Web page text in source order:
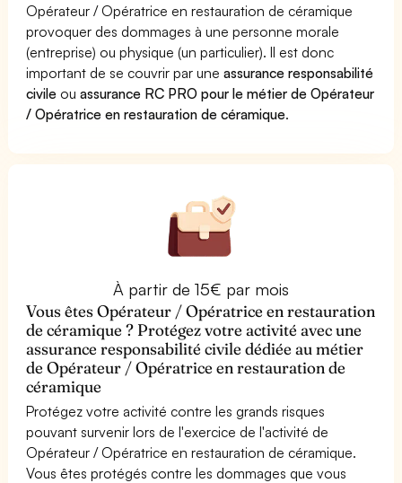
Opérateur / Opératrice en restauration de céramique
provoquer des dommages à une personne morale
(entreprise) ou physique (un particulier). Il est donc
important de se couvrir par uneassurance responsabilité
civile ouassurance RC PRO pour le métier de Opérateur
/ Opératrice en restauration de céramique.
À partir de 15€ par mois
Vous êtes Opérateur / Opératrice en restauration
de céramique ? Protégez votre activité avec une
assurance responsabilité civile dédiée au métier
de Opérateur / Opératrice en restauration de
céramique
Protégez votre activité contre les grands risques
pouvant survenir lors de l'exercice de l'activité de
Opérateur / Opératrice en restauration de céramique.
Vous êtes protégés contre les dommages que vous